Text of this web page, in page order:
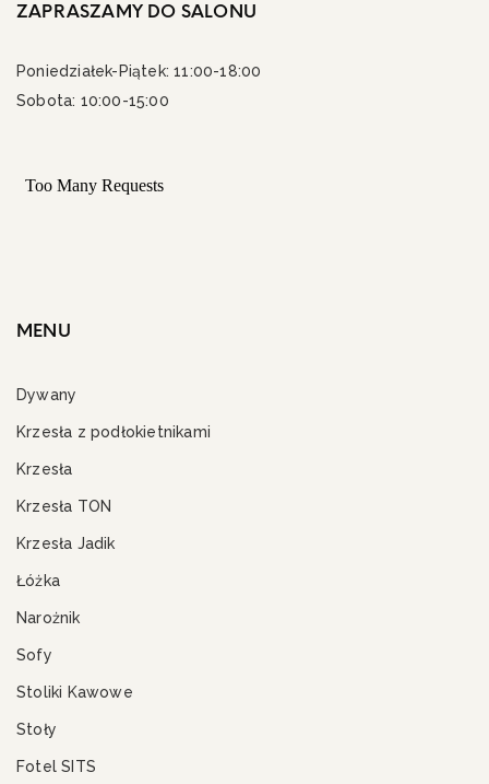
ZAPRASZAMY DO SALONU
Poniedziałek-Piątek: 11:00-18:00
Sobota: 10:00-15:00
MENU
Dywany
Krzesła z podłokietnikami
Krzesła
Krzesła TON
Krzesła Jadik
Łóżka
Narożnik
Sofy
Stoliki Kawowe
Stoły
Fotel SITS